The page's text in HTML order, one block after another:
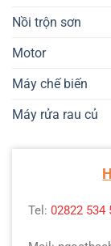
Nồi trộn sơn
Motor
Máy chế biến
Máy rửa rau củ
Tel: 02822 534